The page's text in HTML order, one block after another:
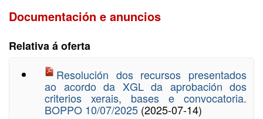
Documentación e anuncios
Relativa á oferta
Resolución dos recursos presentados
ao acordo da XGL da aprobación dos
criterios xerais, bases e convocatoria.
BOPPO 10/07/2025 (2025-07-14)